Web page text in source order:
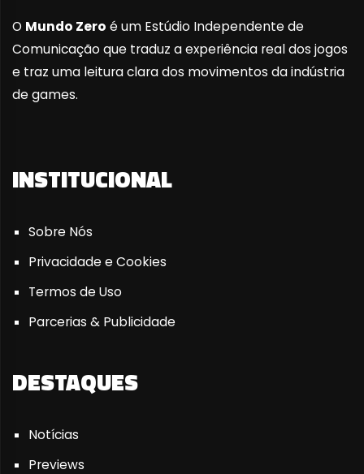
O Mundo Zero é um Estúdio Independente de
Comunicação que traduz a experiência real dos jogos
e traz uma leitura clara dos movimentos da indústria
de games.
INSTITUCIONAL
Sobre Nós
Privacidade e Cookies
Termos de Uso
Parcerias & Publicidade
DESTAQUES
Notícias
Previews